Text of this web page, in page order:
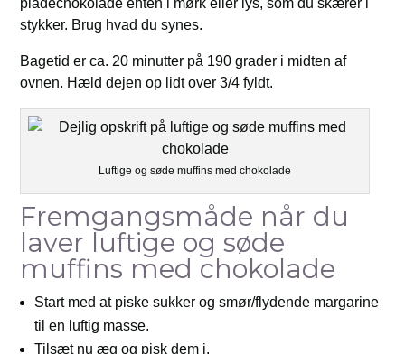
pladechokolade enten i mørk eller lys, som du skærer i
stykker. Brug hvad du synes.
Bagetid er ca. 20 minutter på 190 grader i midten af
ovnen. Hæld dejen op lidt over 3/4 fyldt.
Luftige og søde muffins med chokolade
Fremgangsmåde når du
laver luftige og søde
muffins med chokolade
Start med at piske sukker og smør/flydende margarine
til en luftig masse.
Tilsæt nu æg og pisk dem i.